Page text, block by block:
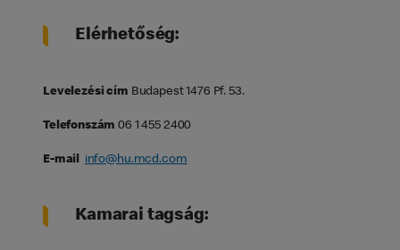
Elérhetőség:
Levelezési cím Budapest 1476 Pf. 53.
Telefonszám 06 1 455 2400
E-mail info@hu.mcd.com
Kamarai tagság: